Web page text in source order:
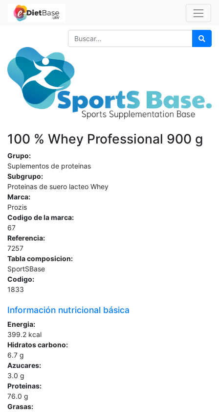
100 % Whey Professional 900 g
Grupo:
Suplementos de proteinas
Subgrupo:
Proteinas de suero lacteo Whey
Marca:
Prozis
Codigo de la marca:
67
Referencia:
7257
Tabla composicion:
SportSBase
Codigo:
1833
Información nutricional básica
Energia:
399.2 kcal
Hidratos carbono:
6.7 g
Azucares:
3.0 g
Proteinas:
76.0 g
Grasas: